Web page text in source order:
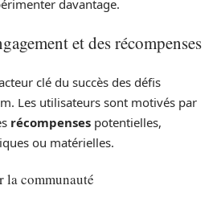
davantage.
et des récompenses
clé du succès des défis
Les utilisateurs sont motivés par
récompenses potentielles,
ou matérielles.
la communauté